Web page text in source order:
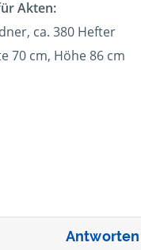
Akten:
ca. 380 Hefter
70 cm, Höhe 86 cm
Antworten